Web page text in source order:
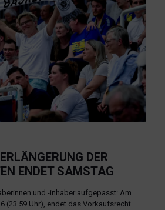
DER
ENDET SAMSTAG
und -inhaber aufgepasst: Am
(23.59 Uhr), endet das Vorkaufsrecht